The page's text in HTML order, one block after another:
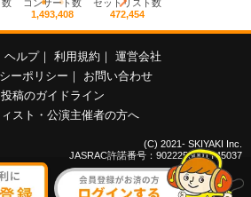
数
コンサート数
1,493,408
セットリスト数
472,454
ヘルプ｜ 利用規約 ｜ 運営会社
ーポリシー ｜
お問い合わせ
投稿のガイドライン
スト・公演主催者の方へ
(C) 2021- SKIYAKI Inc.
JASRAC許諾番号：9022255001Y45037